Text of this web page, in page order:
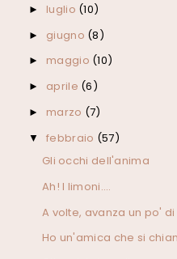
► luglio (10)
► giugno (8)
► maggio (10)
► aprile (6)
► marzo (7)
▼ febbraio (57)
Gli occhi dell'anima
Ah! I limoni....
A volte, avanza un po' di
Ho un'amica che si